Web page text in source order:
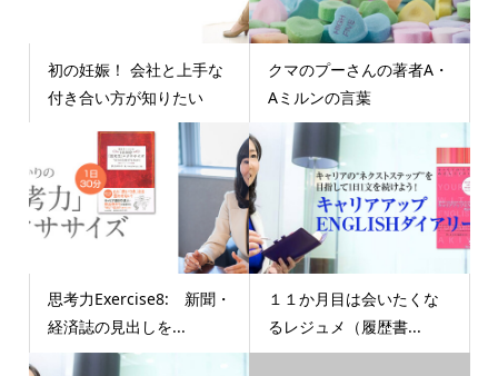
初の妊娠！ 会社と上手な
付き合い方が知りたい
クマのプーさんの著者A・
Aミルンの言葉
思考力Exercise8: 新聞・
経済誌の見出しを...
１１か月目は会いたくな
るレジュメ（履歴書...